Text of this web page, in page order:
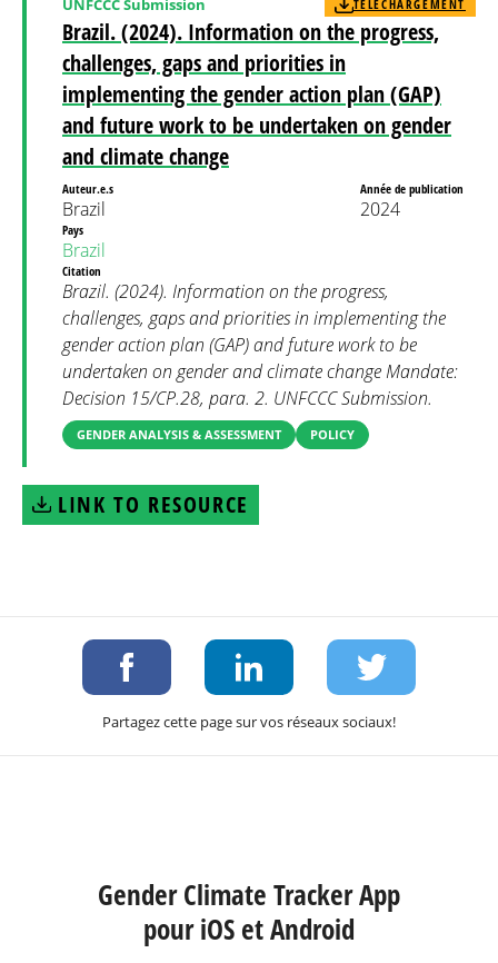
Brazil. (2024). Information on the progress,
challenges, gaps and priorities in
implementing the gender action plan (GAP)
and future work to be undertaken on gender
and climate change
TÉLÉCHARGEMENT
Auteur.e.s
Brazil
Année de publication
2024
Pays
Brazil
Citation
Brazil. (2024). Information on the progress,
challenges, gaps and priorities in implementing the
gender action plan (GAP) and future work to be
undertaken on gender and climate change Mandate:
Decision 15/CP.28, para. 2. UNFCCC Submission.
GENDER ANALYSIS & ASSESSMENT POLICY
LINK TO RESOURCE
Partagez cette page sur vos réseaux sociaux!
Gender Climate Tracker App
pour iOS et Android